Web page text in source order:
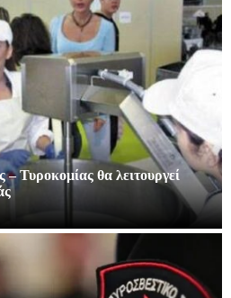
Τυροκομίας θα λειτουργεί